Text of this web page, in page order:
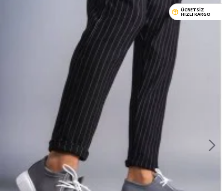
ÜCRETSİZ
HIZLI KARGO